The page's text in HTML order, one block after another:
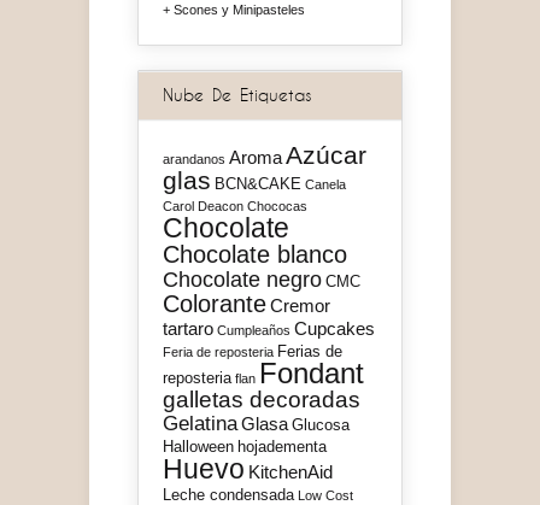
Scones y Minipasteles
Nube De Etiquetas
arandanos AromaAzúcar
glas BCN&CAKE Canela
Carol Deacon Chococas
Chocolate
Chocolate blanco
Chocolate negro CMC
ColoranteCremor
tartaro Cumpleaños Cupcakes
Feria de reposteria Ferias de
reposteria flan Fondant
galletas decoradas
GelatinaGlasa Glucosa
Halloween hojadementa
Huevo KitchenAid
Leche condensada Low Cost